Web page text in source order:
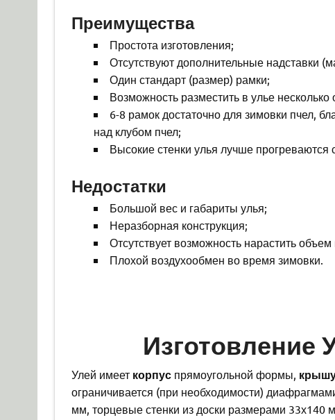
Преимущества
Простота изготовления;
Отсутствуют дополнительные надставки
Один стандарт (размер) рамки;
Возможность разместить в улье несколько
6-8 рамок достаточно для зимовки пчел,
над клубом пчел;
Высокие стенки улья лучше
Недостатки
Большой вес и габариты улья;
Неразборная конструкция;
Отсутствует возможность нарастить объем
Плохой воздухообмен во время зимовки.
Изготовление
Улей имееткорпуспрямоугольной формы,
ограничивается (при необходимости)
мм, торцевые стенки из доски размерами 33х140